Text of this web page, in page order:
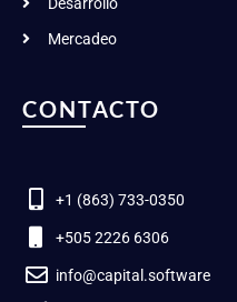
Mercadeo
CONTACTO
+1 (863) 733-0350
+505 2226 6306
info@capital.software